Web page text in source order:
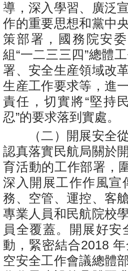
導，深入學習、廣泛
作的重要思想和黨中
策部署，國務院安
組“一二三三四”總體
署、安全生産領域改
生産工作要求等，進
責任，切實將“堅持
忍”的要求落到實處。
（二）開展安全從
認真落實民航局關於
育活動的工作部署，
深入開展工作作風宣
務、空管、運控、客
專業人員和民航院校
員全覆蓋。開展好
動，緊密結合2018
空安全工作會議總體